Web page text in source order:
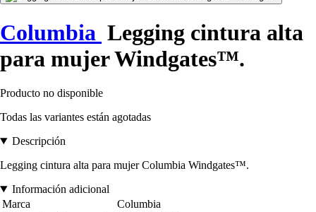
Columbia Legging cintura alta
para mujer Windgates™.
Producto no disponible
Todas las variantes están agotadas
Descripción
Legging cintura alta para mujer Columbia Windgates™.
Información adicional
Marca
Columbia